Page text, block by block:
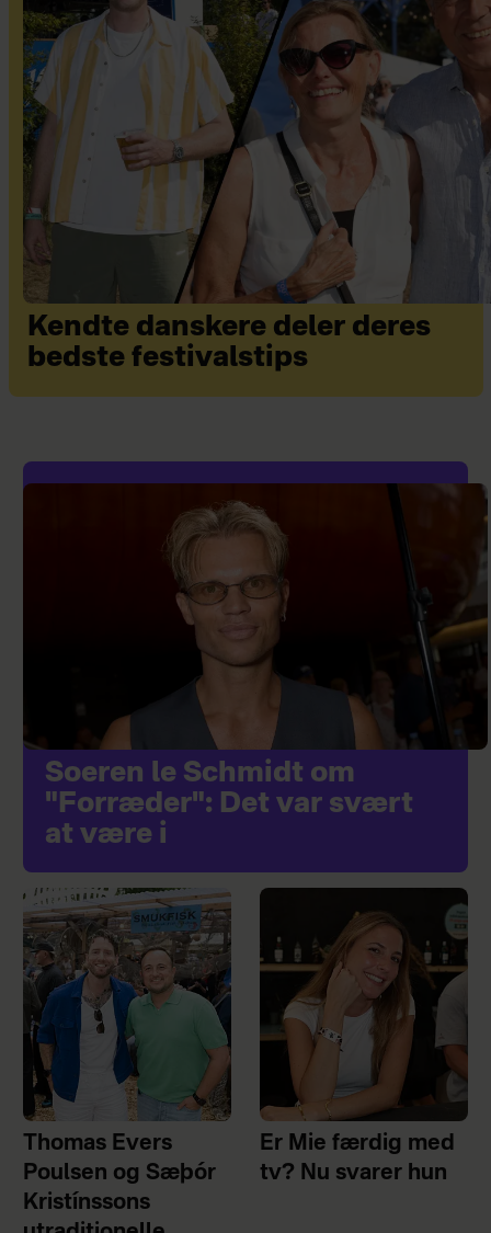
Kendte danskere deler deres
bedste festivalstips
Soeren le Schmidt om
"Forræder": Det var svært
at være i
Thomas Evers
Poulsen og Sæþór
Kristínssons
Er Mie færdig med
tv? Nu svarer hun